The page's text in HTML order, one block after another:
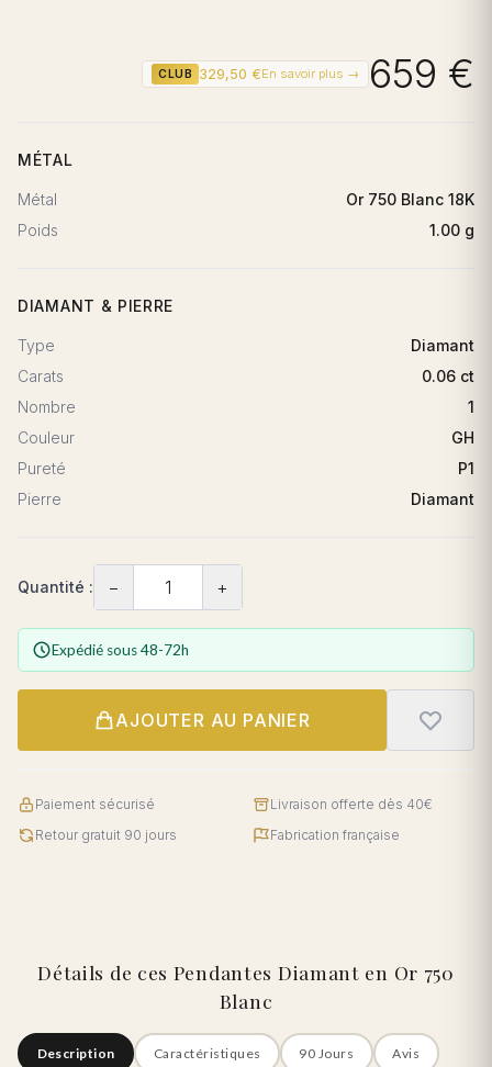
CLUB 329,50 €En savoir plus → 659 €
MÉTAL
Métal
Or 750 Blanc 18K
Poids
1.00 g
DIAMANT & PIERRE
Type
Diamant
Carats
0.06 ct
Nombre
1
Couleur
GH
Pureté
P1
Pierre
Diamant
Quantité : − +
Expédié sous 48-72h
AJOUTER AU PANIER
Paiement sécurisé
Livraison offerte dès 40€
Retour gratuit 90 jours
Fabrication française
Détails de ces Pendantes Diamant en Or 750
Blanc
Description Caractéristiques 90 Jours Avis